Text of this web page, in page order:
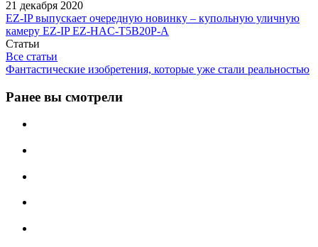
21 декабря 2020
EZ-IP выпускает очередную новинку – купольную уличную
камеру EZ-IP EZ-HAC-T5B20P-A
Статьи
Все статьи
Фантастические изобретения, которые уже стали реальностью
Ранее вы смотрели